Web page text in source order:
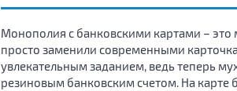
Монополия с банковскими картами –
просто заменили современными
увлекательным заданием, ведь теперь
резиновым банковским счетом. На карте